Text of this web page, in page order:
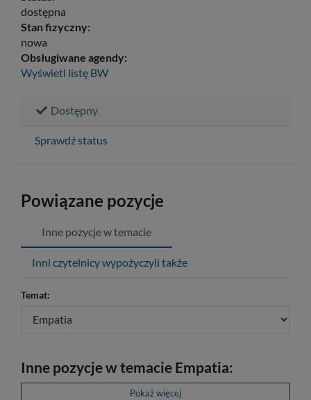
dostępna
Stan fizyczny:
nowa
Obsługiwane agendy:
Wyświetl listę BW
Dostępny
Sprawdź status
Powiązane pozycje
Inne pozycje w temacie
Inni czytelnicy wypożyczyli także
Temat:
Inne pozycje w temacie Empatia:
Pokaż więcej